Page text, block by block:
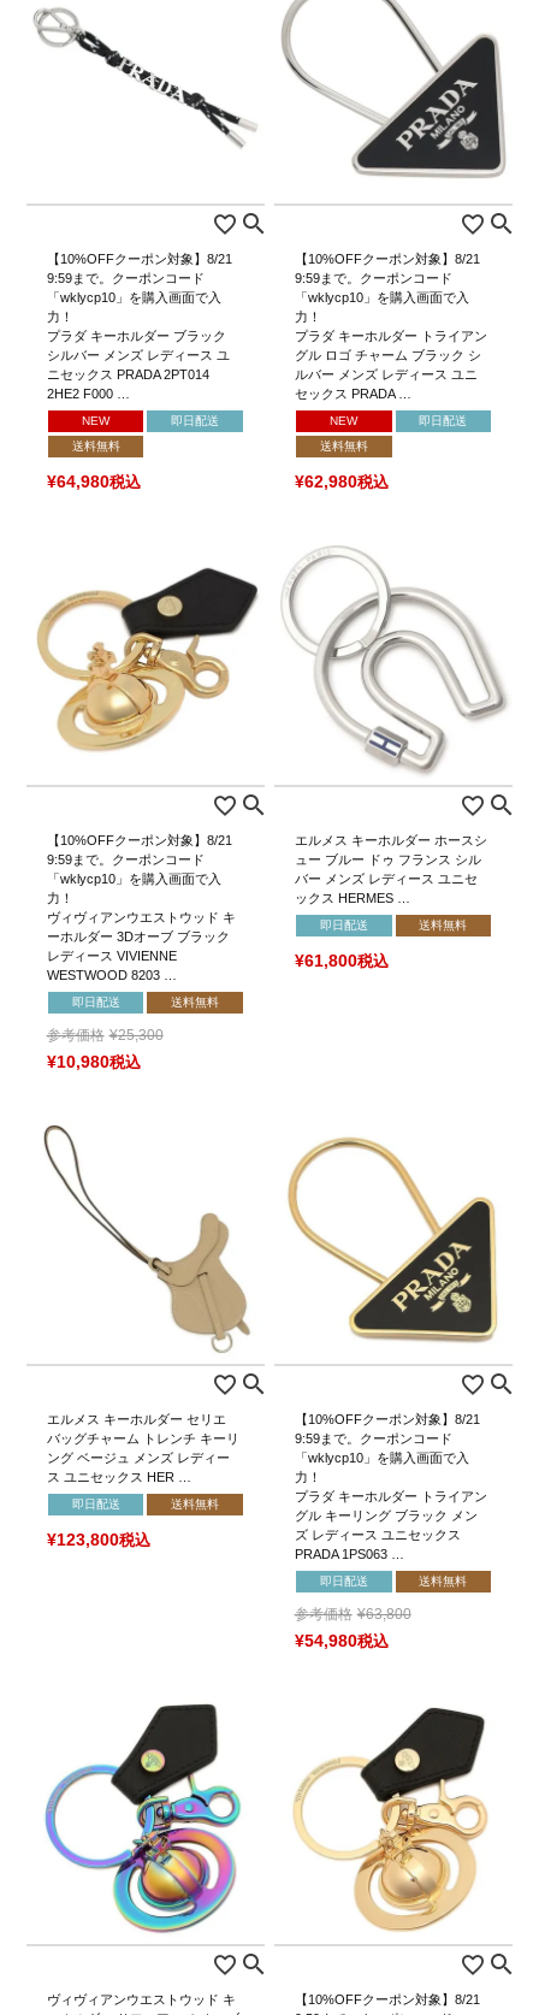
【10%OFFクーポン対象】8/21
9:59まで。クーポンコード
「wklycp10」を購入画面で入
力！
プラダ キーホルダー ブラック
シルバー メンズ レディース ユ
ニセックス PRADA 2PT014
2HE2 F000 …
NEW
即日配送
送料無料
¥64,980税込
【10%OFFクーポン対象】8/21
9:59まで。クーポンコード
「wklycp10」を購入画面で入
力！
プラダ キーホルダー トライアン
グル ロゴ チャーム ブラック シ
ルバー メンズ レディース ユニ
セックス PRADA …
NEW
即日配送
送料無料
¥62,980税込
【10%OFFクーポン対象】8/21
9:59まで。クーポンコード
「wklycp10」を購入画面で入
力！
ヴィヴィアンウエストウッド キ
ーホルダー 3Dオーブ ブラック
レディース VIVIENNE
WESTWOOD 8203 …
即日配送 送料無料
参考価格 ¥25,300
¥10,980税込
エルメス キーホルダー ホースシ
ュー ブルー ドゥ フランス シル
バー メンズ レディース ユニセ
ックス HERMES …
即日配送 送料無料
¥61,800税込
エルメス キーホルダー セリエ
バッグチャーム トレンチ キーリ
ング ベージュ メンズ レディー
ス ユニセックス HER …
即日配送 送料無料
¥123,800税込
【10%OFFクーポン対象】8/21
9:59まで。クーポンコード
「wklycp10」を購入画面で入
力！
プラダ キーホルダー トライアン
グル キーリング ブラック メン
ズ レディース ユニセックス
PRADA 1PS063 …
即日配送 送料無料
参考価格 ¥63,800
¥54,980税込
ヴィヴィアンウエストウッド キ
【10%OFFクーポン対象】8/21